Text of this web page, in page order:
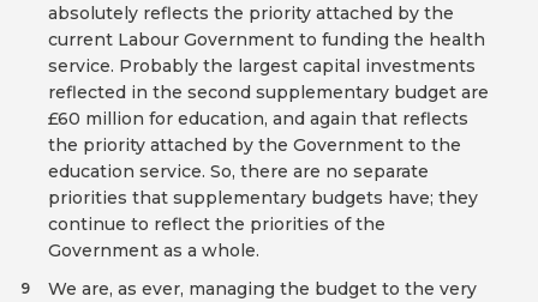
absolutely reflects the priority attached by the
current Labour Government to funding the health
service. Probably the largest capital investments
reflected in the second supplementary budget are
£60 million for education, and again that reflects
the priority attached by the Government to the
education service. So, there are no separate
priorities that supplementary budgets have; they
continue to reflect the priorities of the
Government as a whole.
We are, as ever, managing the budget to the very
9